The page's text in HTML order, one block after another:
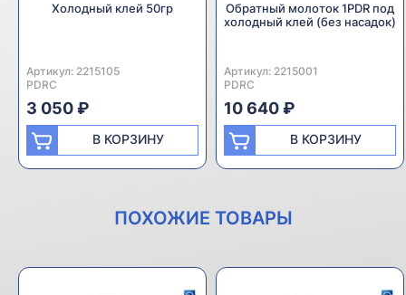
Холодный клей 50гр
Артикул: 2215105
Производитель:
PDRC
3 050 ₽
В КОРЗИНУ
Обратный молоток 1PDR под
холодный клей (без насадок)
Артикул: 2215001
Производитель:
PDRC
10 640 ₽
В КОРЗИНУ
ПОХОЖИЕ ТОВАРЫ